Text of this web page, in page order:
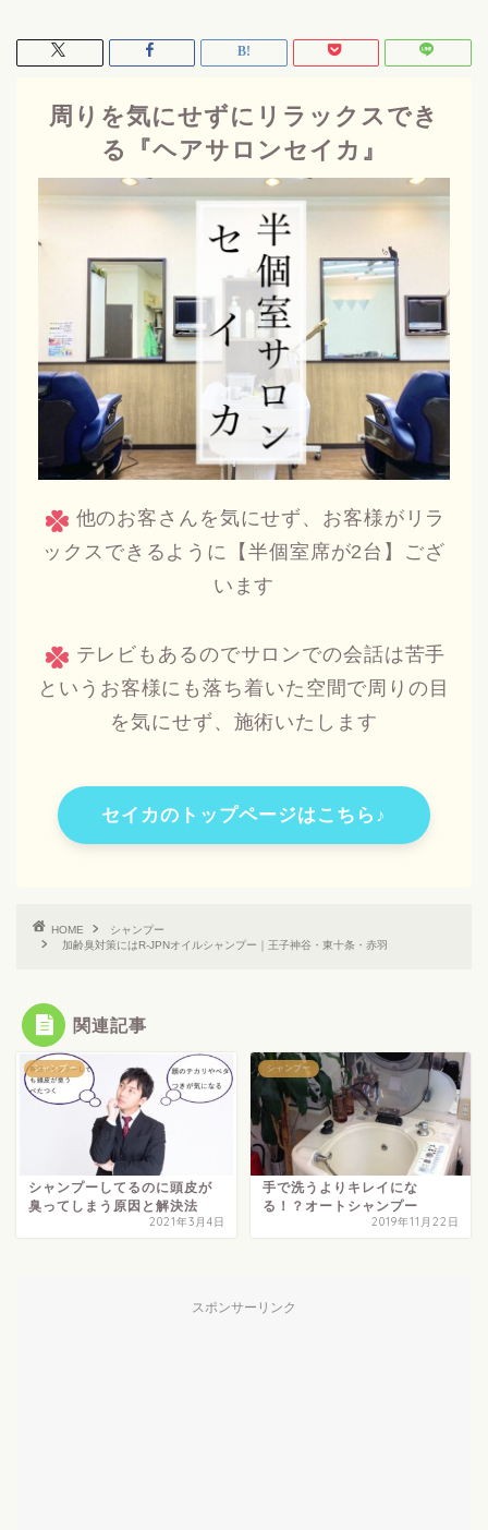
周りを気にせずにリラックスでき
る『ヘアサロンセイカ』
他のお客さんを気にせず、お客様がリラ
ックスできるように【半個室席が2台】ござ
います
テレビもあるのでサロンでの会話は苦手
というお客様にも落ち着いた空間で周りの目
を気にせず、施術いたします
セイカのトップページはこちら♪
HOME
シャンプー
加齢臭対策にはR-JPNオイルシャンプー｜王子神谷・東十条・赤羽
関連記事
シャンプー
シャンプーしてるのに頭皮が
臭ってしまう原因と解決法
2021年3月4日
シャンプー
手で洗うよりキレイにな
る！？オートシャンプー
2019年11月22日
スポンサーリンク